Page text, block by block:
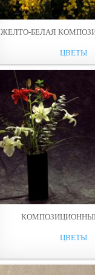
ЖЕЛТО-БЕЛАЯ
ЦВЕТЫ
ЦВЕТЫ